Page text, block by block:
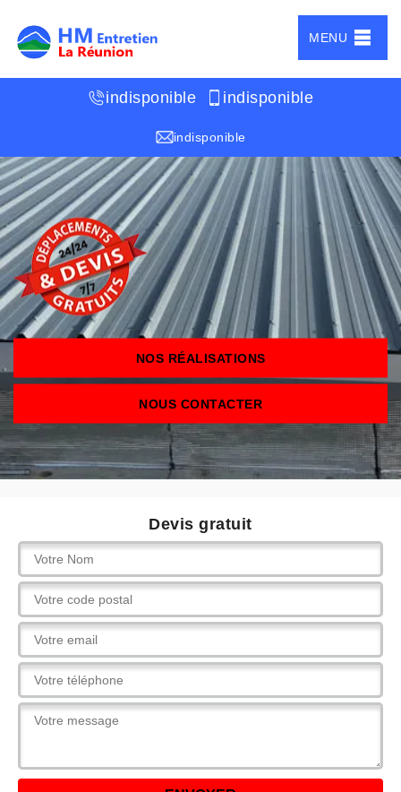
MENU
indisponible indisponible
indisponible
NOS RÉALISATIONS
NOUS CONTACTER
Devis gratuit